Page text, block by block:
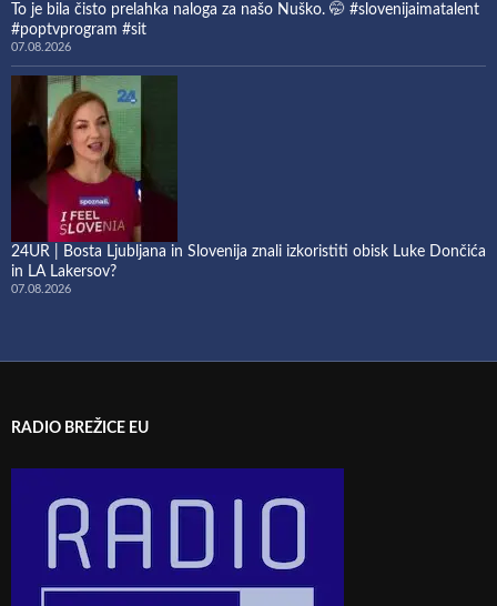
To je bila čisto prelahka naloga za našo Nuško. 🤭 #slovenijaimatalent
#poptvprogram #sit
07.08.2026
24UR | Bosta Ljubljana in Slovenija znali izkoristiti obisk Luke Dončića
in LA Lakersov?
07.08.2026
RADIO BREŽICE EU